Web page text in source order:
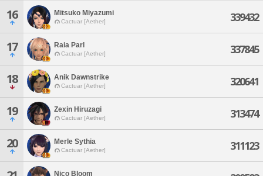
16 Mitsuko Miyazumi
Cactuar [Aether] 339432
17 Raia Parl
Cactuar [Aether] 337845
18 Anik Dawnstrike
Cactuar [Aether] 320641
19 Zexin Hiruzagi
Cactuar [Aether] 313474
20 Merle Sythia
Cactuar [Aether] 311123
Nico Bloom